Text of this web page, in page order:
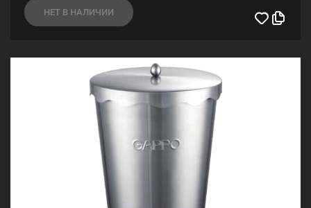
НЕТ В НАЛИЧИИ